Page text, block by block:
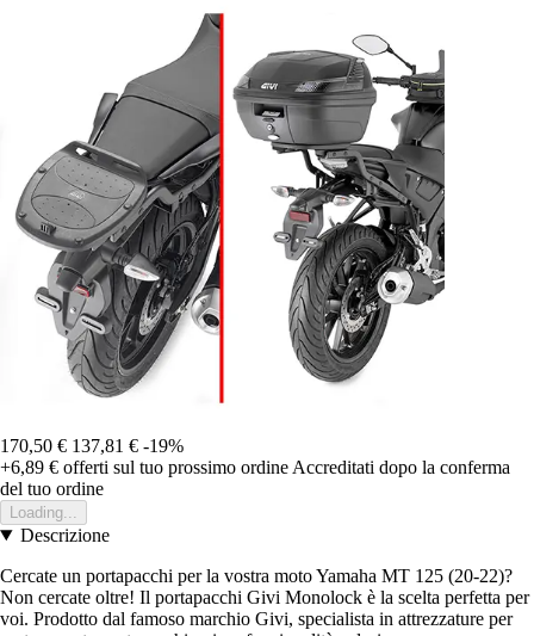
170,50 € 137,81 € -19%
+6,89 € offerti sul tuo prossimo ordine Accreditati dopo la conferma
del tuo ordine
Loading...
Descrizione
Cercate un portapacchi per la vostra moto Yamaha MT 125 (20-22)?
Non cercate oltre! Il portapacchi Givi Monolock è la scelta perfetta per
voi. Prodotto dal famoso marchio Givi, specialista in attrezzature per